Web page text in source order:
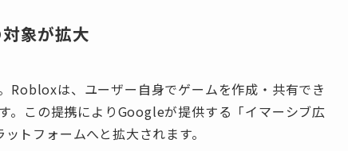
象が拡大
は、ユーザー自身でゲームを作成・共有でき
。この提携によりGoogleが提供する「イマーシブ広
トフォームへと拡大されます。